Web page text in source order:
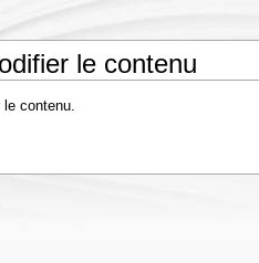
le contenu
contenu.